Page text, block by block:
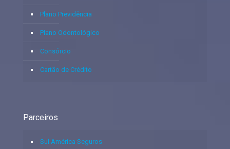
Plano Previdência
Plano Odontológico
Consórcio
Cartão de Crédito
Parceiros
Sul América Seguros